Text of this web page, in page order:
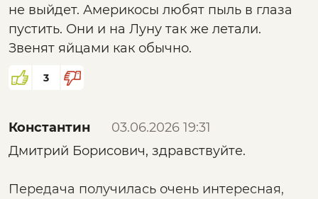
не выйдет. Америкосы любят пыль в глаза
пустить. Они и на Луну так же летали.
Звенят яйцами как обычно.
3
Константин
03.06.2026 19:31
Дмитрий Борисович, здравствуйте.
Передача получилась очень интересная,